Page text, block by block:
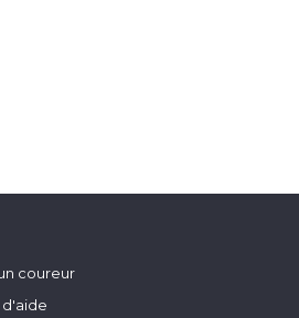
coureur